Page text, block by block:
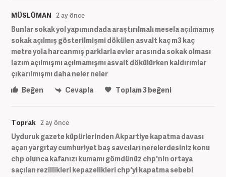
MÜSLÜMAN 2 ay önce
Bunlar sokak yol yapımındada araştırılmalı mesela açılmamış
sokak açılmış gösterilmişmi dökülen asvalt kaç m3 kaç
metre yola harcanmış parklarla evler arasında sokak olması
lazım açılmışmı açılmamışmı asvalt dökülürken kaldırımlar
çıkarılmışmı daha neler neler
Beğen
Cevapla Toplam3beğeni
Toprak 2 ay önce
Uyduruk gazete küpürlerinden Akpartiye kapatma davası
açan yargıtay cumhuriyet baş savcıları nerelerdesiniz konu
chp olunca kafanızı kumamı gömdünüz chp'nin ortaya
saçılan rezillikleri kepazelikleri chp'yi kapatma sebebi